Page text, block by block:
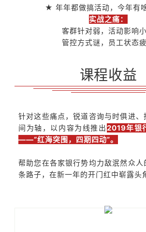
★ 年年都做搞活动，今年有
实战之痛：
客群针对弱，活动影响小
管控方式谜，员工状态疲
课程收益
针对这些痛点，锐道咨询与时俱进、
间为轴，以内容为线推出2019年银
——“红海突围，四期四动”。
帮助您在各家银行势均力敌泯然众人
条路子，在新一年的开门红中崭露头